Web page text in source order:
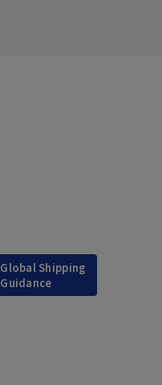
Global Shipping
Guidance